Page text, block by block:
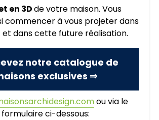
en 3Dde votre maison. Vous
commencer à vous projeter dans
dans cette future réalisation.
notre catalogue de
exclusives ⇒
ou via le
formulaire ci-dessous: